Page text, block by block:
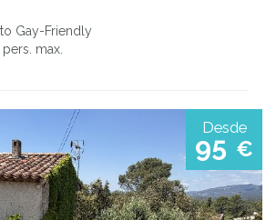
Gay-Friendly
max.
Desde
95 €